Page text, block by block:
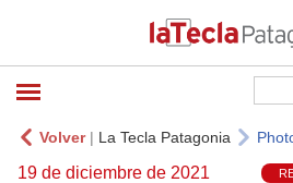
Volver| La Tecla Patagonia
19 de diciembre de 2021